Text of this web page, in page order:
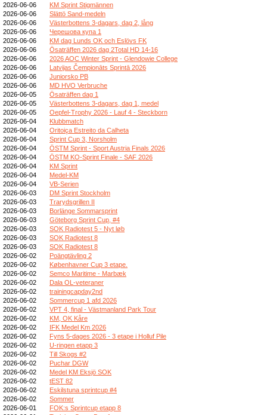
2026-06-06
KM Sprint Stigmännen
2026-06-06
Slättö Sand-medeln
2026-06-06
Västerbottens 3-dagars, dag 2, lång
2026-06-06
Черешова купа 1
2026-06-06
KM dag Lunds OK och Eslövs FK
2026-06-06
Ösaträffen 2026 dag 2Total HD 14-16
2026-06-06
2026 AOC Winter Sprint - Glendowie College
2026-06-06
Latvijas Čempionāts Sprintā 2026
2026-06-06
Juniorsko PB
2026-06-06
MD HVO Verbruche
2026-06-05
Ösaträffen dag 1
2026-06-05
Västerbottens 3-dagars, dag 1, medel
2026-06-05
Oepfel-Trophy 2026 - Lauf 4 - Steckborn
2026-06-04
Klubbmatch
2026-06-04
Oritoiça Estreito da Calheta
2026-06-04
Sprint Cup 3, Norsholm
2026-06-04
ÖSTM Sprint - Sport Austria Finals 2026
2026-06-04
ÖSTM KO-Sprint Finale - SAF 2026
2026-06-04
KM Sprint
2026-06-04
Medel-KM
2026-06-04
VB-Serien
2026-06-03
DM Sprint Stockholm
2026-06-03
Trarydsgrillen II
2026-06-03
Borlänge Sommarsprint
2026-06-03
Göteborg Sprint Cup, #4
2026-06-03
SOK Radiotest 5 - Nyt løb
2026-06-03
SOK Radiotest 8
2026-06-03
SOK Radiotest 8
2026-06-02
Poängtävling 2
2026-06-02
Københavner Cup 3 etape.
2026-06-02
Semco Maritime - Marbæk
2026-06-02
Dala OL-veteraner
2026-06-02
trainingcapday2nd
2026-06-02
Sommercup 1 afd 2026
2026-06-02
VPT 4, final - Västmanland Park Tour
2026-06-02
KM, OK Kåre
2026-06-02
IFK Medel Km 2026
2026-06-02
Fyns 5-dages 2026 - 3 etape i Holluf Pile
2026-06-02
U-ringen etapp 3
2026-06-02
Till Skogs #2
2026-06-02
Puchar DGW
2026-06-02
Medel KM Eksjö SOK
2026-06-02
tEST 82
2026-06-02
Eskilstuna sprintcup #4
2026-06-02
Sommer
2026-06-01
FOK:s Sprintcup etapp 8